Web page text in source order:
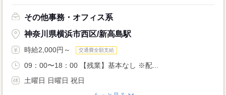
その他事務・オフィス系
神奈川県横浜市西区/新高島駅
時給2,000円～ 交通費全額支給
09：00〜18：00 【残業】基本なし ※配...
土曜日 日曜日 祝日